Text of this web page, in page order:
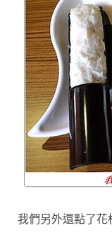
我們另外還點了花